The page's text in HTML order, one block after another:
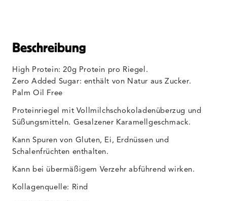
Beschreibung
High Protein: 20g Protein pro Riegel.
Zero Added Sugar: enthält von Natur aus Zucker.
Palm Oil Free
Proteinriegel mit Vollmilchschokoladenüberzug und
Süßungsmitteln. Gesalzener Karamellgeschmack.
Kann Spuren von Gluten, Ei, Erdnüssen und
Schalenfrüchten enthalten.
Kann bei übermäßigem Verzehr abführend wirken.
Kollagenquelle: Rind